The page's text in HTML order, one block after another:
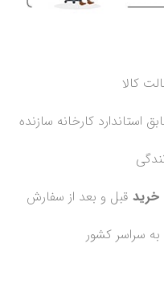
کالا
استاندارد کارخانه سازنده
قبل و بعد از سفارش
به سراسر کشور